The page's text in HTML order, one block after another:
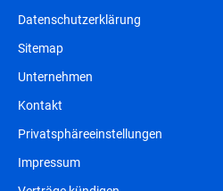
Datenschutzerklärung
Sitemap
Unternehmen
Kontakt
Privatsphäreeinstellungen
Impressum